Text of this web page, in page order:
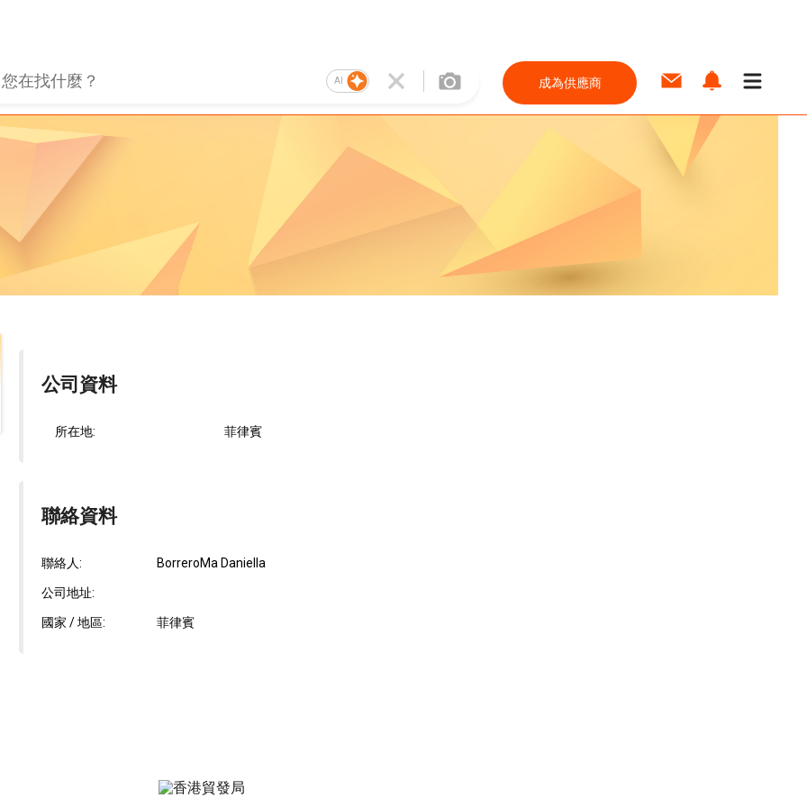
AI 成為供應商
公司資料
所在地: 菲律賓
聯絡資料
聯絡人: BorreroMa Daniella
公司地址:
國家 / 地區: 菲律賓